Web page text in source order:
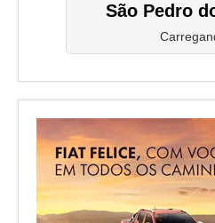
São Pedro